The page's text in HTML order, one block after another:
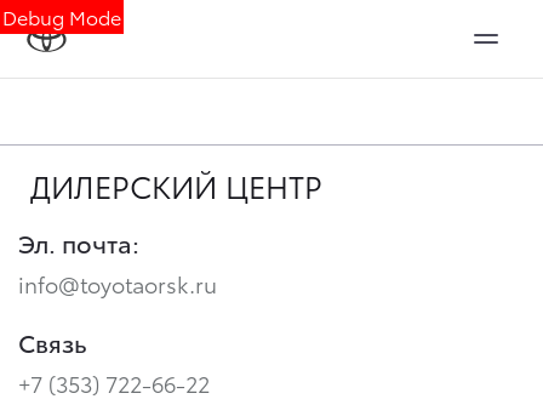
Debug Mode
ДИЛЕРСКИЙ ЦЕНТР
Эл. почта:
info@toyotaorsk.ru
Связь
+7 (353) 722-66-22